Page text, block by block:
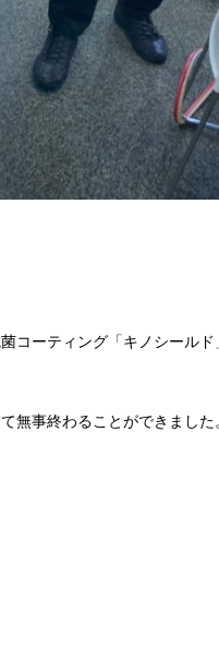
コーティング「キノシール
無事終わることができました